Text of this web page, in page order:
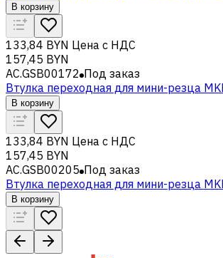
В корзину
133,84 BYN Цена с НДС
157,45 BYN
AC.GSB00172 Под заказ
Втулка переходная для мини-резца
В корзину
133,84 BYN Цена с НДС
157,45 BYN
AC.GSB00205 Под заказ
Втулка переходная для мини-резца
В корзину